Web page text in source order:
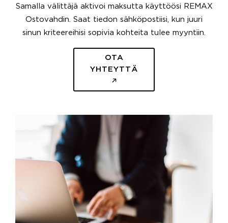
Samalla välittäjä aktivoi maksutta käyttöösi REMAX
Ostovahdin. Saat tiedon sähköpostiisi, kun juuri
sinun kriteereihisi sopivia kohteita tulee myyntiin.
OTA
YHTEYTTÄ